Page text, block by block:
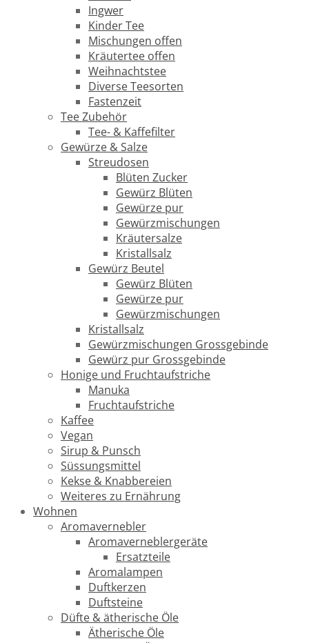
Ingwer
Kinder Tee
Mischungen offen
Kräutertee offen
Weihnachtstee
Diverse Teesorten
Fastenzeit
Tee Zubehör
Tee- & Kaffefilter
Gewürze & Salze
Streudosen
Blüten Zucker
Gewürz Blüten
Gewürze pur
Gewürzmischungen
Kräutersalze
Kristallsalz
Gewürz Beutel
Gewürz Blüten
Gewürze pur
Gewürzmischungen
Kristallsalz
Gewürzmischungen Grossgebinde
Gewürz pur Grossgebinde
Honige und Fruchtaufstriche
Manuka
Fruchtaufstriche
Kaffee
Vegan
Sirup & Punsch
Süssungsmittel
Kekse & Knabbereien
Weiteres zu Ernährung
Wohnen
Aromavernebler
Aromaverneblergeräte
Ersatzteile
Aromalampen
Duftkerzen
Duftsteine
Düfte & ätherische Öle
Ätherische Öle